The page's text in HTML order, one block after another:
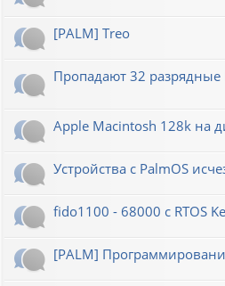
[PALM] Treo
Пропадают 32
Apple Macintosh 128k на
Устройства с PalmOS
fido1100 - 68000 с RTOS
[PALM]